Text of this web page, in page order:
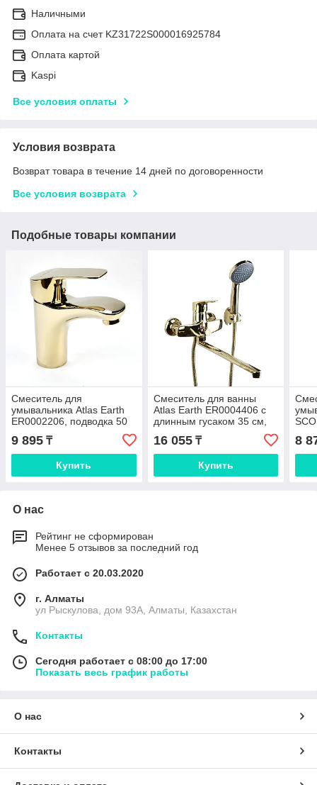
Наличными
Оплата на счет KZ31722S000016925784
Оплата картой
Kaspi
Все условия оплаты
Условия возврата
Возврат товара в течение 14 дней по договоренности
Все условия возврата
Подобные товары компании
Смеситель для
умывальника Atlas Earth
ER0002206, подводка 50
см, золотистый, цинк
(Ширина - 4,5 см, Глубина
-
9 895 ₸
Купить
Смеситель для ванны
Atlas Earth ER0004406 с
длинным гусаком 35 см,
шланг 140 см, золотистый,
цинк (Ширина -
16 055₸
Купить
8
О нас
Рейтинг не сформирован
Менее 5 отзывов за последний год
Работает с 20.03.2020
г. Алматы
ул Рыскулова, дом 93А, Алматы, Казахстан
Контакты
Сегодня работает с 08:00 до 17:00
Показать весь график работы
О нас
Контакты